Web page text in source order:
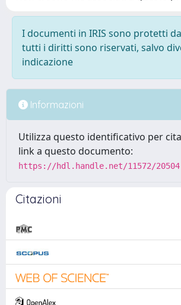
I documenti in IRIS sono protetti
tutti i diritti sono riservati, salvo
indicazione
Informazioni
Utilizza questo identificativo per
link a questo documento:
https://hdl.handle.net/11572/20504
Citazioni